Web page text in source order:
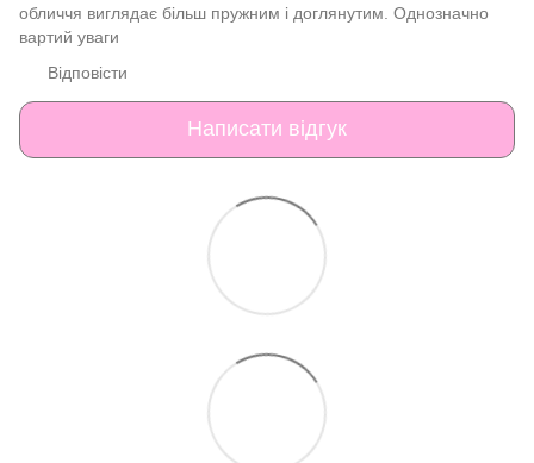
обличчя виглядає більш пружним і доглянутим. Однозначно
вартий уваги
Відповісти
Написати відгук